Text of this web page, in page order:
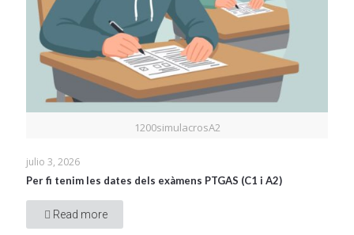
1200simulacrosA2
julio 3, 2026
Per fi tenim les dates dels exàmens PTGAS (C1 i A2)
Read more